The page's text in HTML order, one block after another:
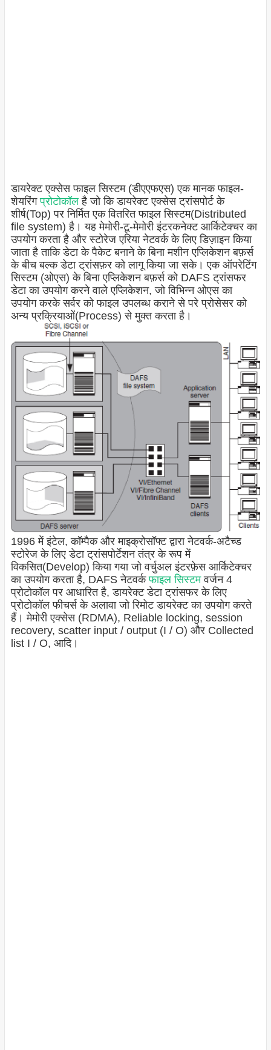
डायरेक्ट एक्सेस फाइल सिस्टम (डीएएफएस) एक मानक फाइल-
शेयरिंगप्रोटोकॉलहै जो कि डायरेक्ट एक्सेस ट्रांसपोर्ट के
शीर्ष(Top) पर निर्मित एक वितरित फाइल सिस्टम(Distributed
file system) है। यह मेमोरी-टू-मेमोरी इंटरकनेक्ट आर्किटेक्चर का
उपयोग करता है और स्टोरेज एरिया नेटवर्क के लिए डिज़ाइन किया
जाता है ताकि डेटा के पैकेट बनाने के बिना मशीन एप्लिकेशन बफ़र्स
के बीच बल्क डेटा ट्रांसफ़र को लागू किया जा सके। एक ऑपरेटिंग
सिस्टम (ओएस) के बिना एप्लिकेशन बफ़र्स को DAFS ट्रांसफर
डेटा का उपयोग करने वाले एप्लिकेशन, जो विभिन्न ओएस का
उपयोग करके सर्वर को फाइल उपलब्ध कराने से परे प्रोसेसर को
अन्य प्रक्रियाओं(Process) से मुक्त करता है।
1996 में इंटेल, कॉम्पैक और माइक्रोसॉफ्ट द्वारा नेटवर्क-अटैच्ड
स्टोरेज के लिए डेटा ट्रांसपोर्टेशन तंत्र के रूप में
विकसित(Develop) किया गया जो वर्चुअल इंटरफ़ेस आर्किटेक्चर
का उपयोग करता है, DAFS नेटवर्कफाइल सिस्टमवर्जन 4
प्रोटोकॉल पर आधारित है, डायरेक्ट डेटा ट्रांसफर के लिए
प्रोटोकॉल फीचर्स के अलावा जो रिमोट डायरेक्ट का उपयोग करते
हैं। मेमोरी एक्सेस (RDMA), Reliable locking, session
recovery, scatter input / output (I / O) और Collected
list I / O, आदि।